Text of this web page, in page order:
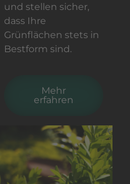
und stellen sicher,
dass Ihre
Grünflächen stets in
Bestform sind.
Mehr
erfahren